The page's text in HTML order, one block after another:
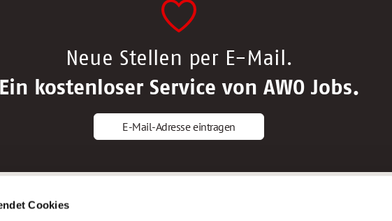
Cookies
Neue Stellen per E-Mail.
Ein kostenloser Service von AWO Jobs.
E-Mail-Adresse eintragen